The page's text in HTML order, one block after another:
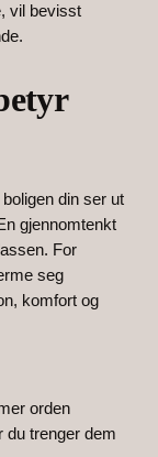
vil bevisst
din ser ut
gjennomtenkt
For
seg
komfort og
orden
du trenger dem